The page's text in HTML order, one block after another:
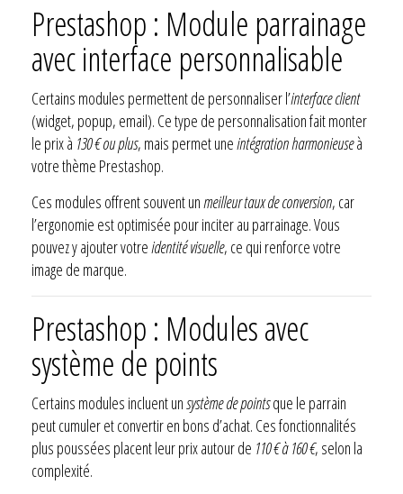
Prestashop : Module parrainage
avec interface personnalisable
Certains modules permettent de personnaliser l’interface client
(widget, popup, email). Ce type de personnalisation fait monter
le prix à 130 € ou plus, mais permet uneintégration harmonieuseà
votre thème Prestashop.
Ces modules offrent souvent un meilleur taux de conversion, car
l’ergonomie est optimisée pour inciter au parrainage. Vous
pouvez y ajouter votreidentité visuelle, ce qui renforce votre
image de marque.
Prestashop : Modules avec
système de points
Certains modules incluent unsystème de pointsque le parrain
peut cumuler et convertir en bons d’achat. Ces fonctionnalités
plus poussées placent leur prix autour de 110 € à 160 €, selon la
complexité.